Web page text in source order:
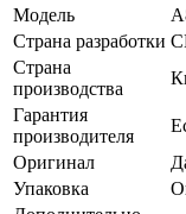
Модель
Страна разработки
Страна
производства
Гарантия
производителя
Оригинал
Упаковка